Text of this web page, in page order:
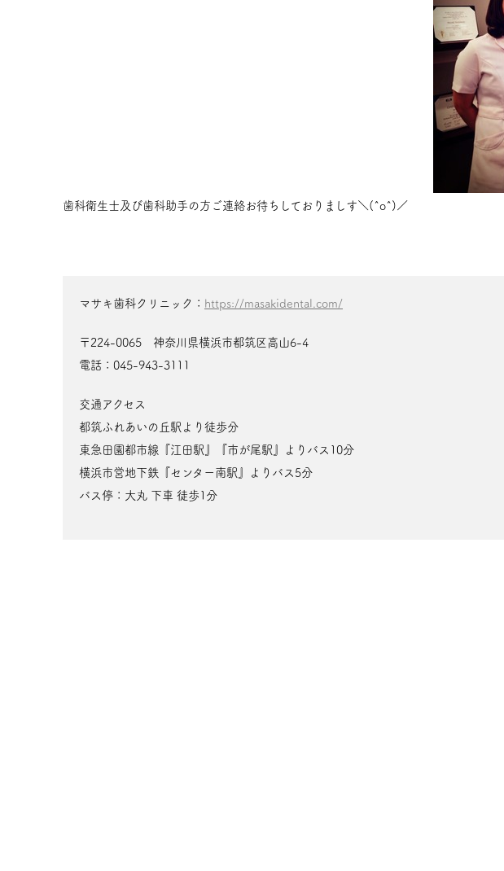
歯科衛生士及び歯科助手の方ご連絡お待ちしておりましす＼(^o^)／
マサキ歯科クリニック： https://masakidental.com/
〒224-0065 神奈川県横浜市都筑区高山6-4
電話：045-943-3111
交通アクセス
都筑ふれあいの丘駅より徒歩分
東急田園都市線『江田駅』『市が尾駅』よりバス10分
横浜市営地下鉄『センター南駅』よりバス5分
バス停：大丸 下車 徒歩1分